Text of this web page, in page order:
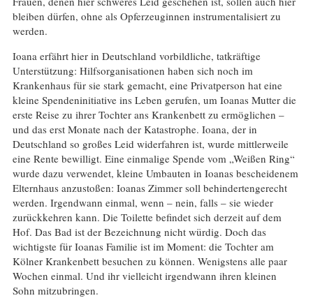
bleiben dürfen, ohne als Opferzeuginnen instrumentalisiert zu
werden.
Ioana erfährt hier in Deutschland vorbildliche, tatkräftige
Unterstützung: Hilfsorganisationen haben sich noch im
Krankenhaus für sie stark gemacht, eine Privatperson hat eine
kleine Spendeninitiative ins Leben gerufen, um Ioanas Mutter die
erste Reise zu ihrer Tochter ans Krankenbett zu ermöglichen –
und das erst Monate nach der Katastrophe. Ioana, der in
Deutschland so großes Leid widerfahren ist, wurde mittlerweile
eine Rente bewilligt. Eine einmalige Spende vom „Weißen Ring“
wurde dazu verwendet, kleine Umbauten in Ioanas bescheidenem
Elternhaus anzustoßen: Ioanas Zimmer soll behindertengerecht
werden. Irgendwann einmal, wenn – nein, falls – sie wieder
zurückkehren kann. Die Toilette befindet sich derzeit auf dem
Hof. Das Bad ist der Bezeichnung nicht würdig. Doch das
wichtigste für Ioanas Familie ist im Moment: die Tochter am
Kölner Krankenbett besuchen zu können. Wenigstens alle paar
Wochen einmal. Und ihr vielleicht irgendwann ihren kleinen
Sohn mitzubringen.